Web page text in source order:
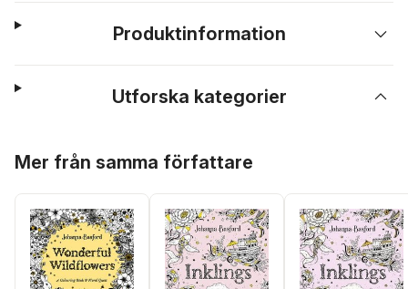
Produktinformation
Utforska kategorier
Mer från samma författare